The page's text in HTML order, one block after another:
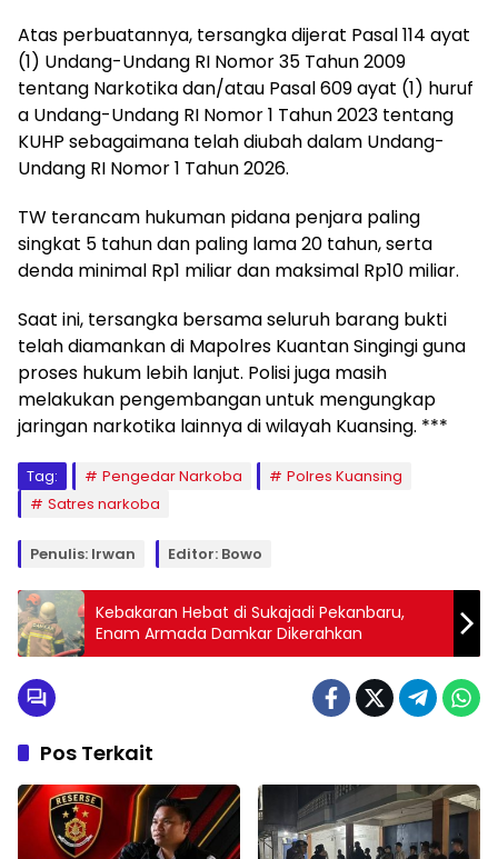
Atas perbuatannya, tersangka dijerat Pasal 114 ayat
(1) Undang-Undang RI Nomor 35 Tahun 2009
tentang Narkotika dan/atau Pasal 609 ayat (1) huruf
a Undang-Undang RI Nomor 1 Tahun 2023 tentang
KUHP sebagaimana telah diubah dalam Undang-
Undang RI Nomor 1 Tahun 2026.
TW terancam hukuman pidana penjara paling
singkat 5 tahun dan paling lama 20 tahun, serta
denda minimal Rp1 miliar dan maksimal Rp10 miliar.
Saat ini, tersangka bersama seluruh barang bukti
telah diamankan di Mapolres Kuantan Singingi guna
proses hukum lebih lanjut. Polisi juga masih
melakukan pengembangan untuk mengungkap
jaringan narkotika lainnya di wilayah Kuansing. ***
Tag: Pengedar Narkoba
Polres Kuansing
Satres narkoba
Penulis: Irwan Editor: Bowo
Kebakaran Hebat di Sukajadi Pekanbaru,
Enam Armada Damkar Dikerahkan
Pos Terkait